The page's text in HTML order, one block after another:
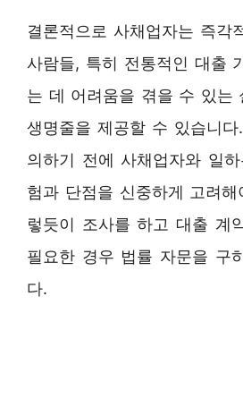
결론적으로 사채업자는 즉각
사람들, 특히 전통적인 대출
는 데 어려움을 겪을 수 있는
생명줄을 제공할 수 있습니
의하기 전에 사채업자와 일
험과 단점을 신중하게 고려
렇듯이 조사를 하고 대출 계
필요한 경우 법률 자문을 구
다.